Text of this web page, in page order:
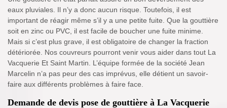
eaux pluviales. Il n’y a donc aucun risque. Toutefois, il est
important de réagir même s’il y a une petite fuite. Que la gouttière
soit en zinc ou PVC, il est facile de boucher une fuite minime.
Mais si c’est plus grave, il est obligatoire de changer la fraction
détériorée. Nos couvreurs pourront venir vous aider dans tout La
Vacquerie Et Saint Martin. L’équipe formée de la société Jean
Marcelin n’a pas peur des cas imprévus, elle détient un savoir-
faire aux différents problèmes à faire face.
Demande de devis pose de gouttière à La Vacquerie